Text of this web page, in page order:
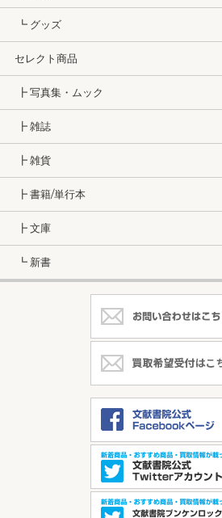
┗ グッズ
セレクト商品
┣ 写真集・ムック
┣ 雑誌
┣ 雑貨
┣ 書籍/単行本
┣ 文庫
┗ 新書